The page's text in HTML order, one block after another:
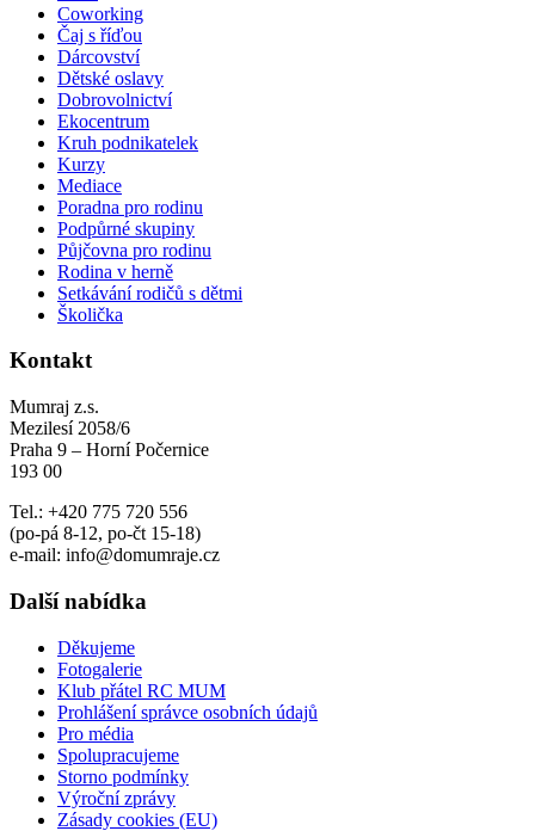
Coworking
Čaj s říďou
Dárcovství
Dětské oslavy
Dobrovolnictví
Ekocentrum
Kruh podnikatelek
Kurzy
Mediace
Poradna pro rodinu
Podpůrné skupiny
Půjčovna pro rodinu
Rodina v herně
Setkávání rodičů s dětmi
Školička
Kontakt
Mumraj z.s.
Mezilesí 2058/6
Praha 9 – Horní Počernice
193 00
Tel.: +420 775 720 556
(po-pá 8-12, po-čt 15-18)
e-mail: info@domumraje.cz
Další nabídka
Děkujeme
Fotogalerie
Klub přátel RC MUM
Prohlášení správce osobních údajů
Pro média
Spolupracujeme
Storno podmínky
Výroční zprávy
Zásady cookies (EU)